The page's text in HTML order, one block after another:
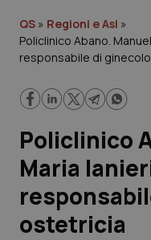
Governo e
Regioni e Asl
Lavoro e
Scienza e Farmaci
Studi e Analisi
QS » Regioni e Asl »
Policlinico Abano.
responsabile di
Policlinico
Maria
ostetricia